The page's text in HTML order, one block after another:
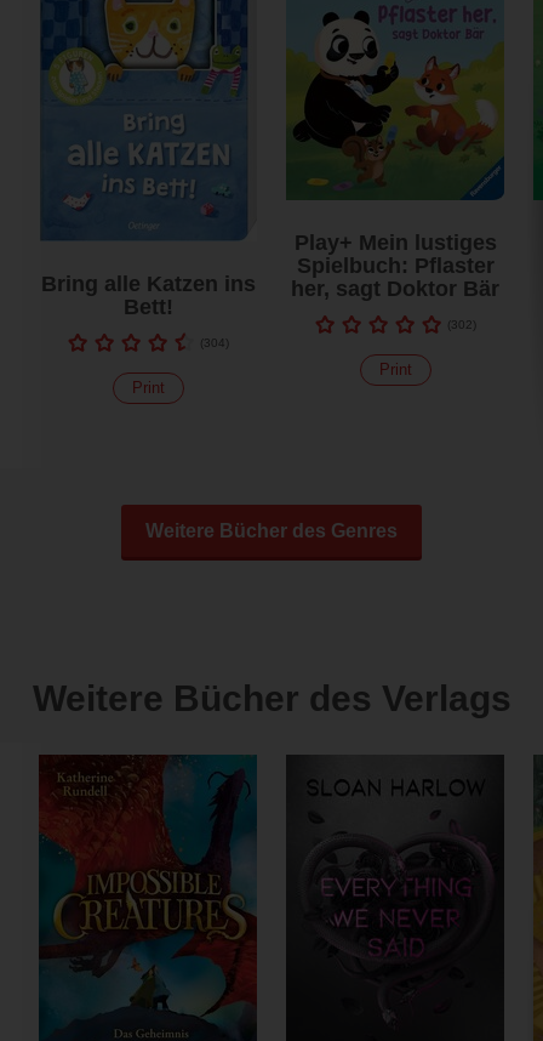
Bring alle Katzen ins
Bett!
(304)
Print
Play+ Mein lustiges
Spielbuch: Pflaster
her, sagt Doktor Bär
(302)
Print
Weitere Bücher des Genres
Weitere Bücher des Verlags